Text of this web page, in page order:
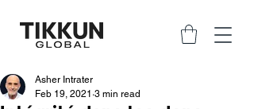
Asher Intrater
Feb 19, 2021 3 min read